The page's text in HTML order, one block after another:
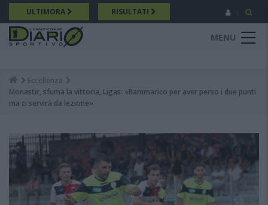
Salta
al
contenuto
principale
ULTIMORA RISULTATI
MENU
Breadcrumb
Eccellenza
Monastir, sfuma la vittoria, Ligas: «Rammarico per aver perso i due punti
ma ci servirà da lezione»